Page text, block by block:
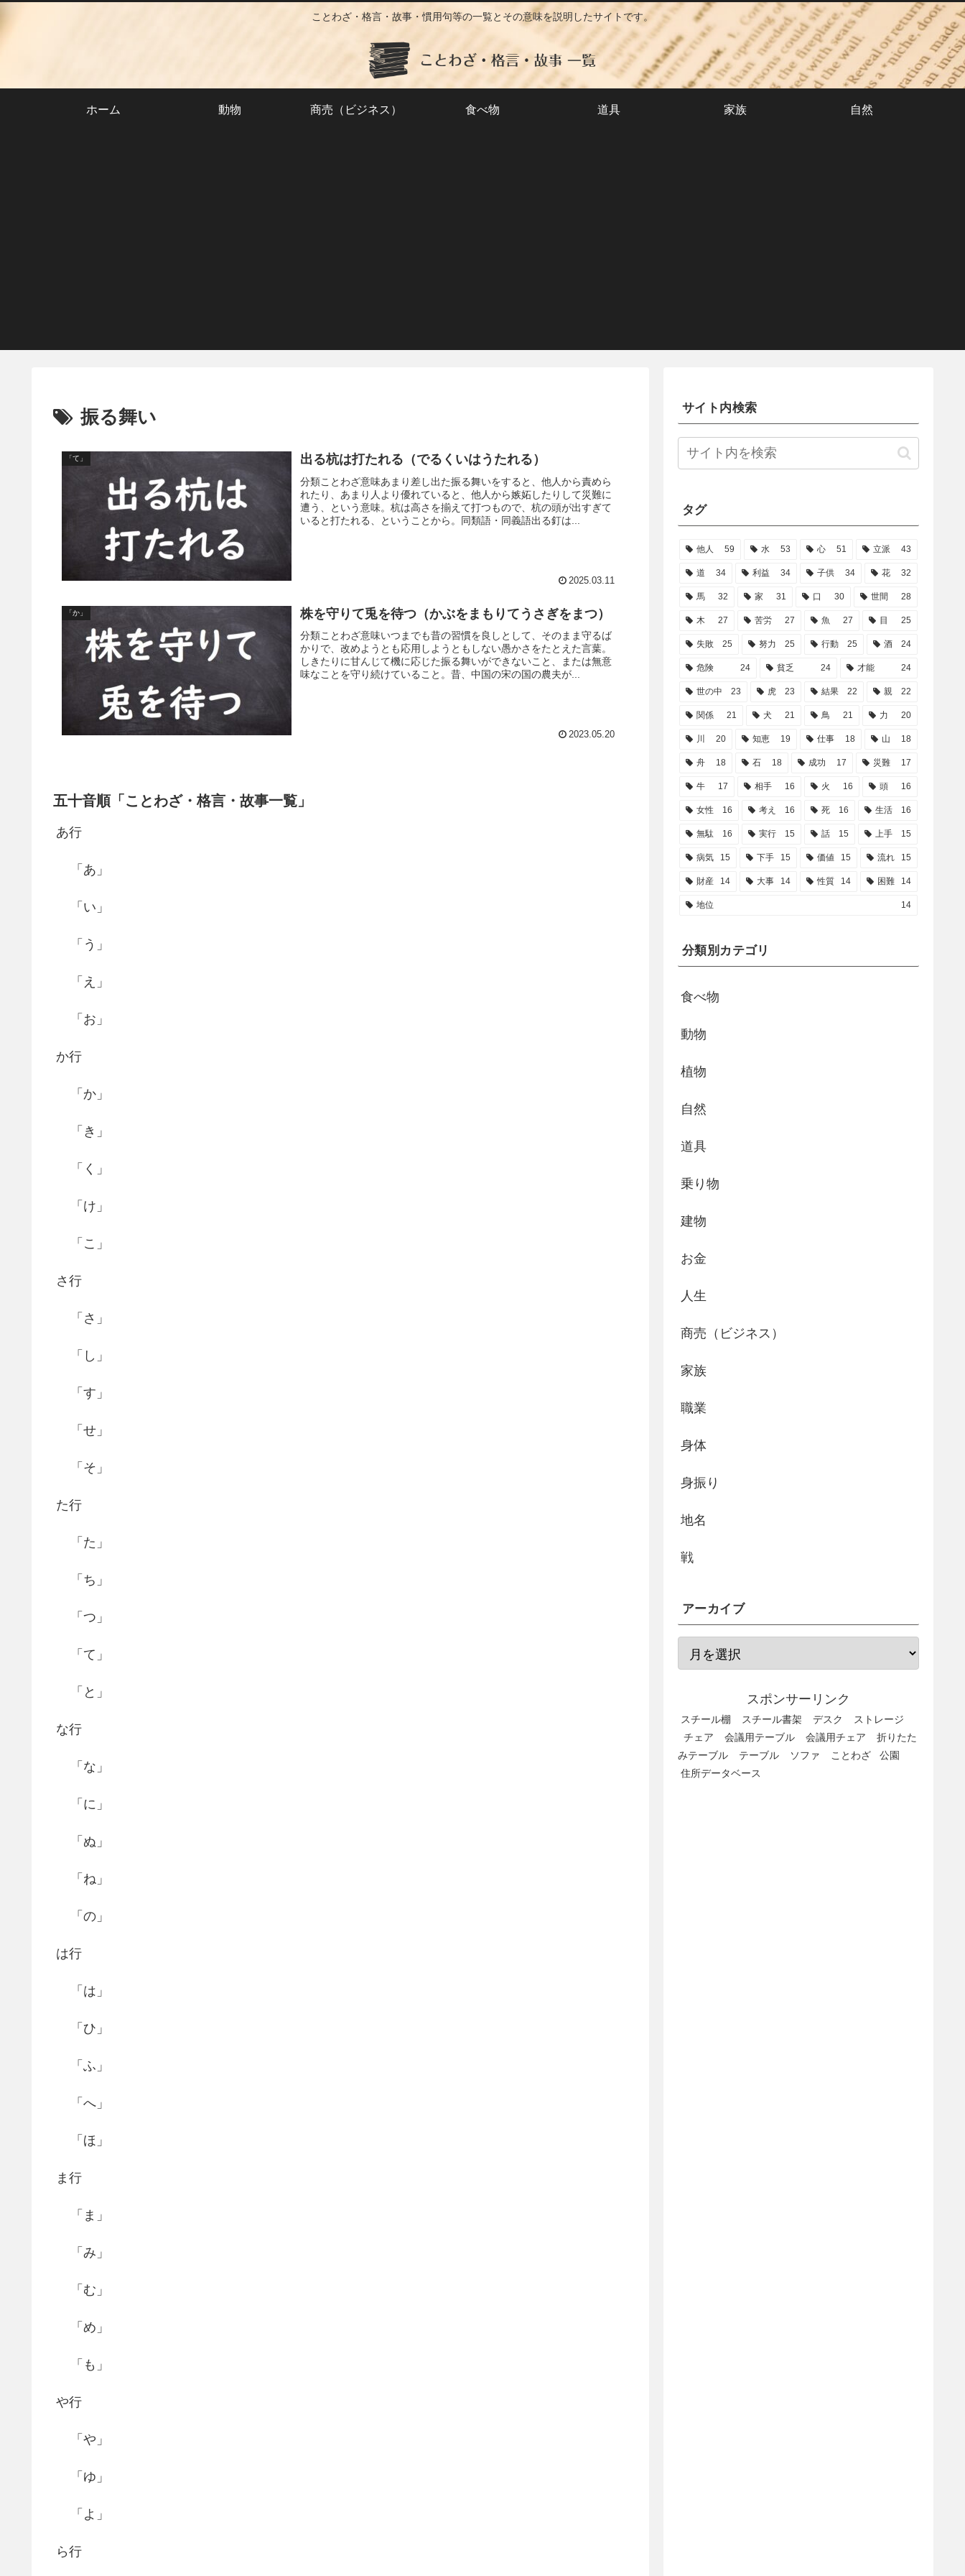
ことわざ・格言・故事・慣用句等の一覧とその意味を説明したサイトです。
ホーム 動物 商売（ビジネス） 食べ物 道具 家族 自然
振る舞い
「て」 出る杭は打たれる（でるくいはうたれる）
分類ことわざ意味あまり差し出た振る舞いをすると、他人から責めら
れたり、あまり人より優れていると、他人から嫉妬したりして災難に
遭う、という意味。杭は高さを揃えて打つもので、杭の頭が出すぎて
いると打たれる、ということから。同類語・同義語出る釘は...
2025.03.11
「か」 株を守りて兎を待つ（かぶをまもりてうさぎをまつ）
分類ことわざ意味いつまでも昔の習慣を良しとして、そのまま守るば
かりで、改めようとも応用しようともしない愚かさをたとえた言葉。
しきたりに甘んじて機に応じた振る舞いができないこと、または無意
味なことを守り続けていること。昔、中国の宋の国の農夫が...
2023.05.20
五十音順「ことわざ・格言・故事一覧」
あ行
「あ」
「い」
「う」
「え」
「お」
か行
「か」
「き」
「く」
「け」
「こ」
さ行
「さ」
「し」
「す」
「せ」
「そ」
た行
「た」
「ち」
「つ」
「て」
「と」
な行
「な」
「に」
「ぬ」
「ね」
「の」
は行
「は」
「ひ」
「ふ」
「へ」
「ほ」
ま行
「ま」
「み」
「む」
「め」
「も」
や行
「や」
「ゆ」
「よ」
ら行
サイト内検索
タグ
他人 59 水 53 心 51 立派 43
道 34 利益 34 子供 34 花 32
馬 32 家 31 口 30 世間 28
木 27 苦労 27 魚 27 目 25
失敗 25 努力 25 行動 25 酒 24
危険 24 貧乏 24 才能 24
世の中 23 虎 23 結果 22 親 22
関係 21 犬 21 鳥 21 力 20
川 20 知恵 19 仕事 18 山 18
舟 18 石 18 成功 17 災難 17
牛 17 相手 16 火 16 頭 16
女性 16 考え 16 死 16 生活 16
無駄 16 実行 15 話 15 上手 15
病気 15 下手 15 価値 15 流れ 15
財産 14 大事 14 性質 14 困難 14
地位 14
分類別カテゴリ
食べ物
動物
植物
自然
道具
乗り物
建物
お金
人生
商売（ビジネス）
家族
職業
身体
身振り
地名
戦
アーカイブ
スポンサーリンク
スチール棚 スチール書架 デスク
ストレージ
チェア
会議用テーブル 会議用チェア
折りたた
みテーブル
テーブル ソファ ことわざ
公園
住所データベース